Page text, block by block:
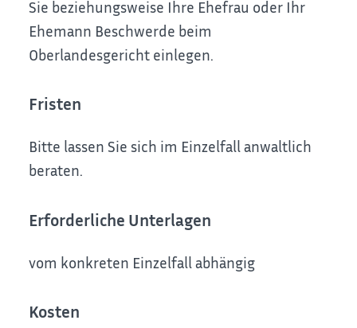
Sie beziehungsweise Ihre Ehefrau oder Ihr
Ehemann Beschwerde beim
Oberlandesgericht einlegen.
Fristen
Bitte lassen Sie sich im Einzelfall anwaltlich
beraten.
Erforderliche Unterlagen
vom konkreten Einzelfall abhängig
Kosten